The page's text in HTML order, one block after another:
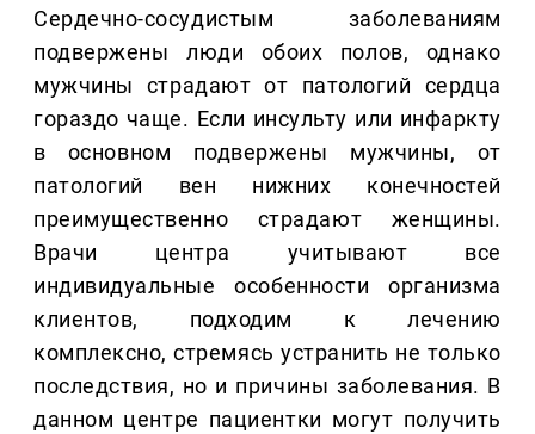
Сердечно-сосудистым заболеваниям
подвержены люди обоих полов, однако
мужчины страдают от патологий сердца
гораздо чаще. Если инсульту или инфаркту
в основном подвержены мужчины, от
патологий вен нижних конечностей
преимущественно страдают женщины.
Врачи центра учитывают все
индивидуальные особенности организма
клиентов, подходим к лечению
комплексно, стремясь устранить не только
последствия, но и причины заболевания. В
данном центре пациентки могут получить